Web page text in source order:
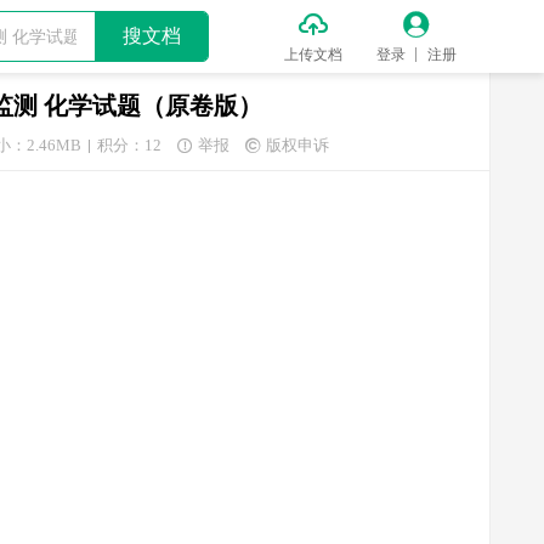
搜文档 
上传文档

登录 注册
化学试题（原卷版）
：2.46MB 积分：12  举报  版权申诉